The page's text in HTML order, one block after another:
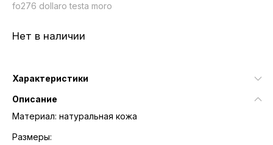
fo276 dollaro testa moro
Нет в наличии
Характеристики
Описание
Материал: натуральная кожа
Размеры: